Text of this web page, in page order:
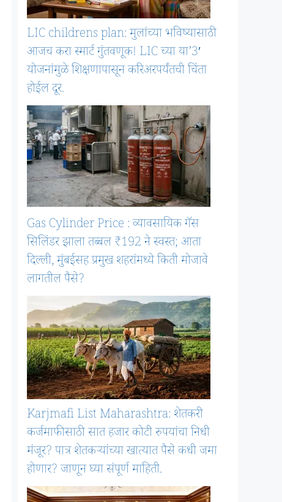
LIC childrens plan: मुलांच्या भविष्यासाठी
आजच करा स्मार्ट गुंतवणूक! LIC च्या या’3′
योजनांमुळे शिक्षणापासून करिअरपर्यंतची चिंता
होईल दूर.
Gas Cylinder Price : व्यावसायिक गॅस
सिलिंडर झाला तब्बल ₹192 ने स्वस्त; आता
दिल्ली, मुंबईसह प्रमुख शहरांमध्ये किती मोजावे
लागतील पैसे?
Karjmafi List Maharashtra: शेतकरी
कर्जमाफीसाठी सात हजार कोटी रुपयांचा निधी
मंजूर? पात्र शेतकऱ्यांच्या खात्यात पैसे कधी जमा
होणार? जाणून घ्या संपूर्ण माहिती.